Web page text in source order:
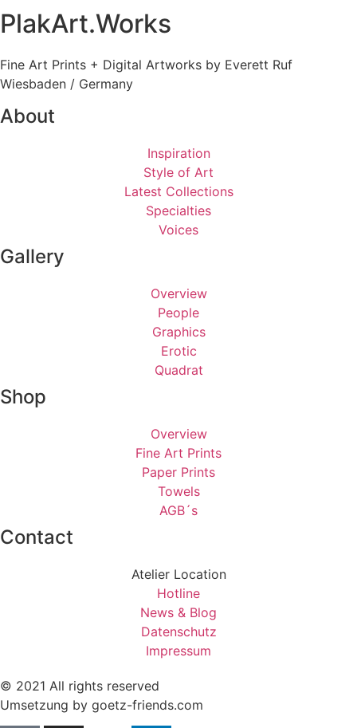
auf.
Die
können
auf
werden
PlakArt.Works
Fine Art Prints + Digital Artworks by Everett Ruf
Wiesbaden / Germany
About
Inspiration
Style of Art
Latest Collections
Specialties
Voices
Gallery
Overview
People
Graphics
Erotic
Quadrat
Shop
Overview
Fine Art Prints
Paper Prints
Towels
AGB´s
Contact
Atelier Location
Hotline
News & Blog
Datenschutz
Impressum
© 2021 All rights reserved
Umsetzung by goetz-friends.com